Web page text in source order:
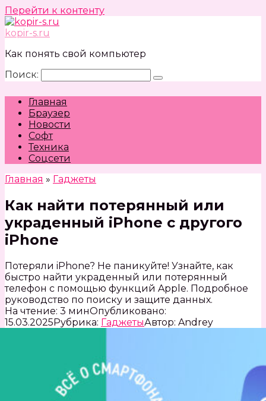
Перейти к контенту
kopir-s.ru
Как понять свой компьютер
Поиск:
Главная
Браузер
Новости
Софт
Техника
Соцсети
Главная » Гаджеты
Как найти потерянный или
украденный iPhone с другого
iPhone
Потеряли iPhone? Не паникуйте! Узнайте, как
быстро найти украденный или потерянный
телефон с помощью функций Apple. Подробное
руководство по поиску и защите данных.
На чтение: 3 минОпубликовано:
15.03.2025Рубрика: ГаджетыАвтор: Andrey